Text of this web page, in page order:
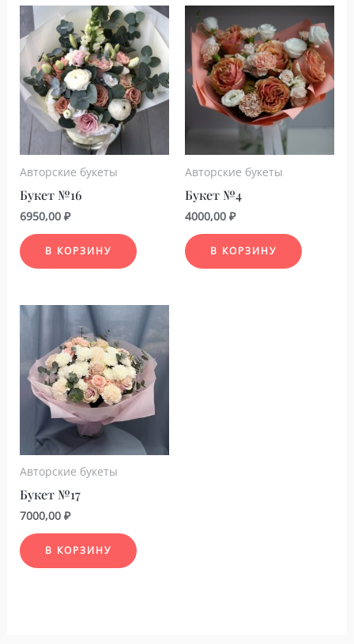
Авторские букеты
Букет №16
6950,00 ₽
В КОРЗИНУ
Авторские букеты
Букет №4
4000,00 ₽
В КОРЗИНУ
Авторские букеты
Букет №17
7000,00 ₽
В КОРЗИНУ